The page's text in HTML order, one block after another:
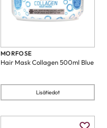
MORFOSE
Hair Mask Collagen 500ml Blue
Lisätiedot